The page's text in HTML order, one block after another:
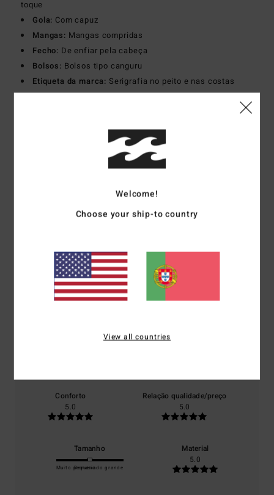
toque
Gola: Com capuz
Mangas: Mangas compridas
Fecho: De enfiar pela cabeça
Bolsos: Bolsos tipo canguru
Etiqueta da marca: Serigrafia no peito e nas costas
Etiqueta Billabong na costura lateral
reciclado, 20% poliéster reciclado
Envio& Devoluciones
Pontuação média
5.0
Conforto
5.0
Relação qualidade/preço
5.0
Tamanho
Muito pequeno
Demasiado grande
Material
5.0
Welcome!
Choose your ship-to country
View all countries